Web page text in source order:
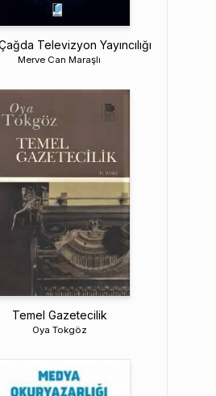
Televizyon Yayıncılığı
Merve Can Maraşlı
Temel Gazetecilik
Oya Tokgöz